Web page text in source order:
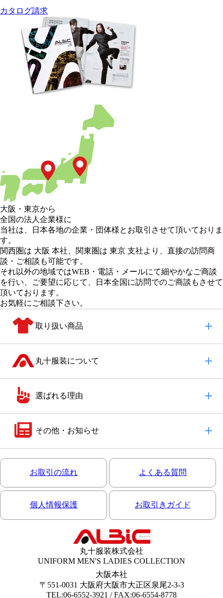
カタログ請求
大阪 ・ 東京から
全国の法人企業様に
当社は、日本各地の企業・団体様とお取引させて頂いておりま
す。
関西圏は 大阪 本社
関東圏は 東京 支社より、直接の訪問商
談・ご相談も可能です。
それ以外の地域ではWEB・電話・メールにて細やかなご商談
を行い、
ご要望に応じて、日本全国に訪問でのご商談もさせて
頂いております。
お気軽にご相談下さい。
取り扱い商品
丸十服装について
選ばれる理由
その他・お知らせ
お取引の流れ よくある質問
個人情報保護 お取引きガイド
丸十服装株式会社
UNIFORM MEN'S LADIES COLLECTION
大阪本社
〒551-0031 大阪府大阪市大正区泉尾2-3-3
TEL:06-6552-3921 / FAX:06-6554-8778